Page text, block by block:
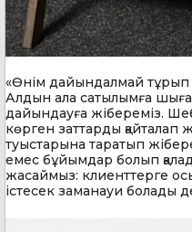
«Өнім дайындалмай тұрып
Алдын ала сатылымға
дайындауға жібереміз.
көрген заттарды
туыстарына таратып
емес бұйымдар болып
жасаймыз: клиенттерге
істесек заманауи болады